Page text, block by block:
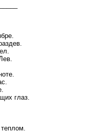
глаз.